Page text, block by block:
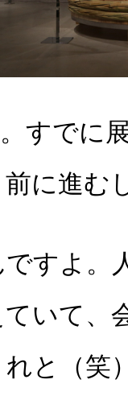
すでに
に進む
すよ。
ていて
と（笑